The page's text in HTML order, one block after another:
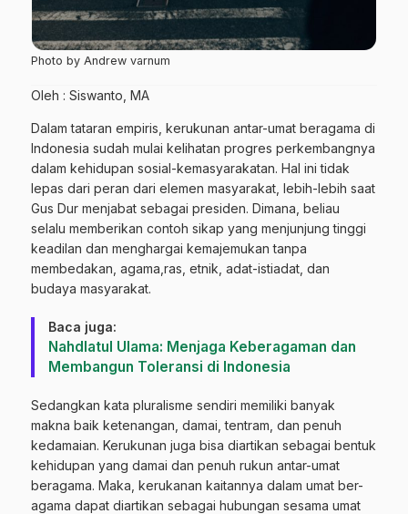
Photo by Andrew varnum
Oleh : Siswanto, MA
Dalam tataran empiris, kerukunan antar-umat beragama di
Indonesia sudah mulai kelihatan progres perkembangnya
dalam kehidupan sosial-kemasyarakatan. Hal ini tidak
lepas dari peran dari elemen masyarakat, lebih-lebih saat
Gus Dur menjabat sebagai presiden. Dimana, beliau
selalu memberikan contoh sikap yang menjunjung tinggi
keadilan dan menghargai kemajemukan tanpa
membedakan, agama,ras, etnik, adat-istiadat, dan
budaya masyarakat.
Baca juga:
Nahdlatul Ulama: Menjaga Keberagaman dan
Membangun Toleransi di Indonesia
Sedangkan kata pluralisme sendiri memiliki banyak
makna baik ketenangan, damai, tentram, dan penuh
kedamaian. Kerukunan juga bisa diartikan sebagai bentuk
kehidupan yang damai dan penuh rukun antar-umat
beragama. Maka, kerukanan kaitannya dalam umat ber-
agama dapat diartikan sebagai hubungan sesama umat